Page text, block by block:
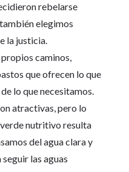
rebelarse
elegimos
la justicia.
caminos,
que ofrecen lo que
lo que necesitamos.
atractivas, pero lo
nutritivo resulta
del agua clara y
las aguas